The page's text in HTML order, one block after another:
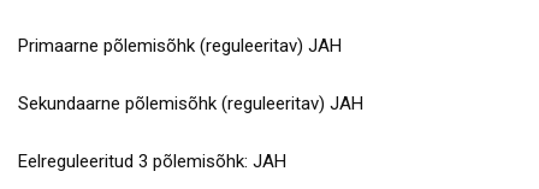
Primaarne põlemisõhk (reguleeritav) JAH
Sekundaarne põlemisõhk (reguleeritav) JAH
Eelreguleeritud 3 põlemisõhk: JAH